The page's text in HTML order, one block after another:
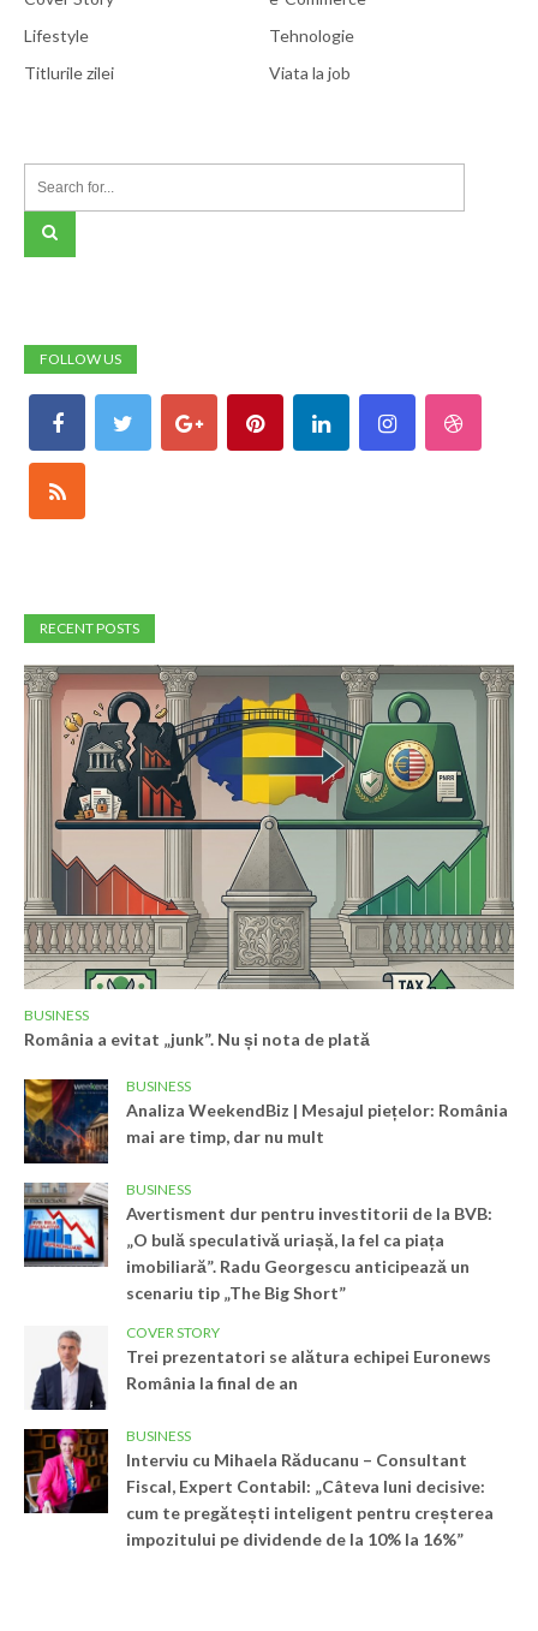
Lifestyle
Tehnologie
Titlurile zilei
Viata la job
FOLLOW US
RECENT POSTS
BUSINESS
România a evitat „junk”. Nu și nota de plată
BUSINESS
Analiza WeekendBiz | Mesajul piețelor: România
mai are timp, dar nu mult
BUSINESS
Avertisment dur pentru investitorii de la BVB:
„O bulă speculativă uriașă, la fel ca piața
imobiliară”. Radu Georgescu anticipează un
scenariu tip „The Big Short”
COVER STORY
Trei prezentatori se alătura echipei Euronews
România la final de an
BUSINESS
Interviu cu Mihaela Răducanu – Consultant
Fiscal, Expert Contabil: „Câteva luni decisive:
cum te pregătești inteligent pentru creșterea
impozitului pe dividende de la 10% la 16%”